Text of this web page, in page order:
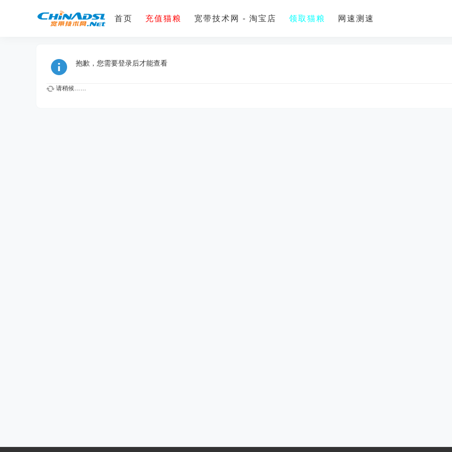
首页 充值猫粮 宽带技术网 - 淘宝店 领取猫粮 网速测速
抱歉，您需要登录后才能查看
请稍候……